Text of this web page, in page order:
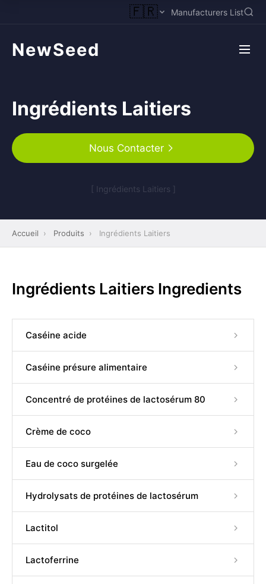
🇫🇷 Manufacturers List
NewSeed
Ingrédients Laitiers
Nous Contacter
[ Ingrédients Laitiers ]
Accueil › Produits › Ingrédients Laitiers
Ingrédients Laitiers Ingredients
Caséine acide
Caséine présure alimentaire
Concentré de protéines de lactosérum 80
Crème de coco
Eau de coco surgelée
Hydrolysats de protéines de lactosérum
Lactitol
Lactoferrine